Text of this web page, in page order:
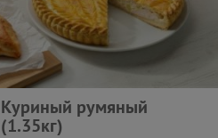
Куриный румяный
(1.35кг)